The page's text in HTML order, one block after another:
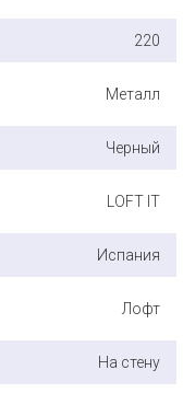
220
Металл
Черный
LOFT IT
Испания
Лофт
На стену